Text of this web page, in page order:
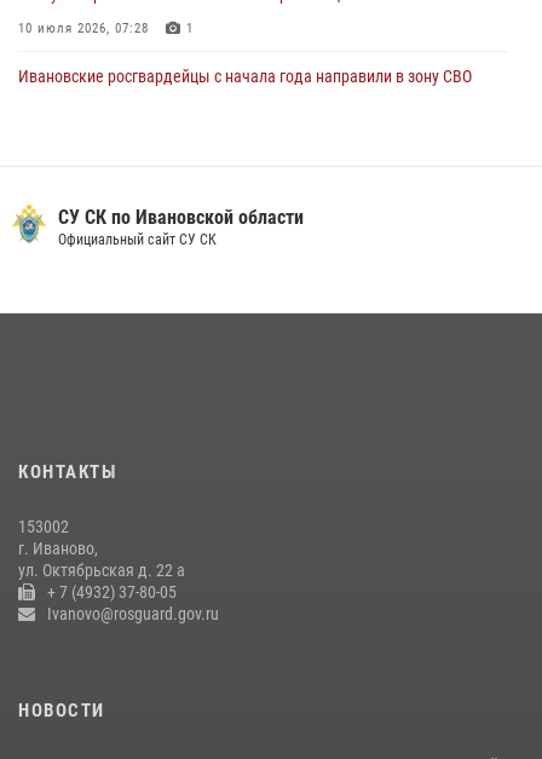
10 июля 2026, 07:28 1
Ивановские росгвардейцы с начала года направили в зону СВО
схожий с гранатой
10 июля 2026, 09:29 1
упаковок масла
Сотрудники вневедомственной охраны Росгвардии провели
16 июля 2026, 08:32
СУ СК по Ивановской области
Официальный сайт СУ СК
КОНТАКТЫ
153002
г. Иваново,
ул. Октябрьская д. 22 а
+ 7 (4932) 37-80-05
Ivanovo@rosguard.gov.ru
НОВОСТИ